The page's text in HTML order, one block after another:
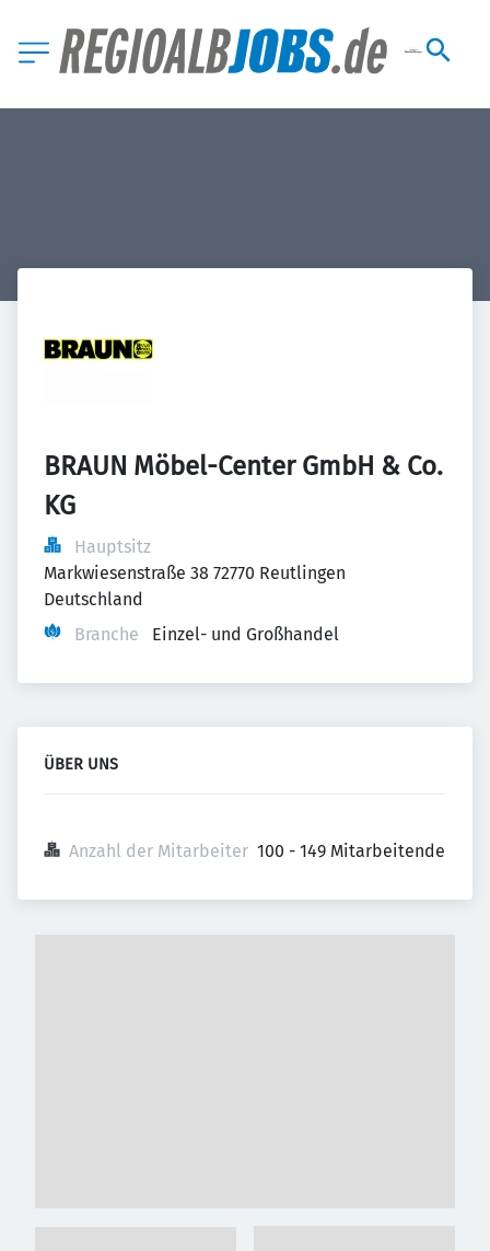
BRAUN Möbel-Center GmbH & Co.
KG
Hauptsitz
Markwiesenstraße 38 72770 Reutlingen
Deutschland
Branche
Einzel- und Großhandel
ÜBER UNS
Anzahl der Mitarbeiter 100 - 149 Mitarbeitende